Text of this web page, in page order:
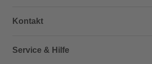
Kontakt
Dein Kontakt zu uns
Service & Hilfe